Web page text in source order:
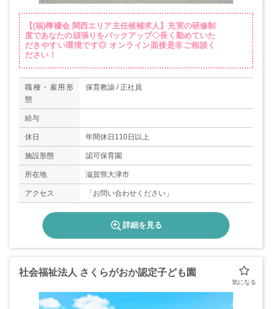
【(福)檸檬会 関西エリア主任候補求人】充実の研修制
度であなたの頑張りをバックアップ◇長く勤めていた
だきやすい環境です◎ オンライン面接是非ご相談く
ださい！
職種・雇用形
態
保育教諭 / 正社員
給与
休日 年間休日110日以上
施設形態 認可保育園
所在地 滋賀県大津市
アクセス 「お問い合わせください」
詳細を見る
社会福祉法人 さくらがおか認定子ども園